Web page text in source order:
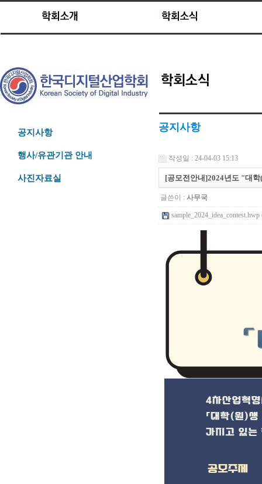
공지사항
행사/유관기관 안내
사진자료실
공지사항
작성일 : 24-04-03 15:13
[공모전안내]2024년도 "대
글쓴이 : 사무국